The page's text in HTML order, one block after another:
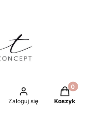
Zaloguj się Koszyk